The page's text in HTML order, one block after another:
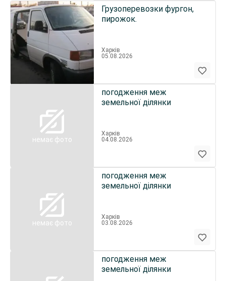
Грузоперевозки фургон,
пирожок.
Харків
05.08.2026
немає фото
погодження меж
земельної ділянки
Харків
04.08.2026
немає фото
погодження меж
земельної ділянки
Харків
03.08.2026
погодження меж
земельної ділянки